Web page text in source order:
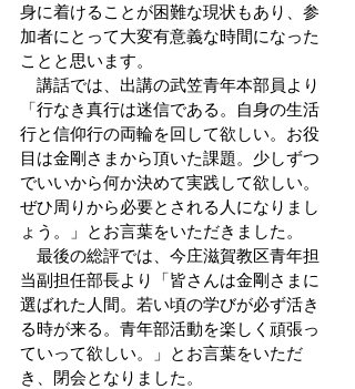
身に着けることが困難な現状もあり、参
加者にとって大変有意義な時間になった
ことと思います。
講話では、出講の武笠青年本部員より
「行なき真行は迷信である。自身の生活
行と信仰行の両輪を回して欲しい。お役
目は金剛さまから頂いた課題。少しずつ
でいいから何か決めて実践して欲しい。
ぜひ周りから必要とされる人になりまし
ょう。」とお言葉をいただきました。
最後の総評では、今庄滋賀教区青年担
当副担任部長より「皆さんは金剛さまに
選ばれた人間。若い頃の学びが必ず活き
る時が来る。青年部活動を楽しく頑張っ
ていって欲しい。」とお言葉をいただ
き、閉会となりました。